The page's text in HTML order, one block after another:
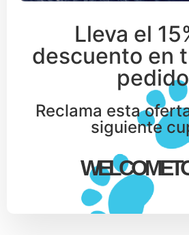
Lleva el
descuento en
pedido
Reclama esta
siguiente